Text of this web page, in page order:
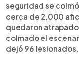
seguridad se
cerca de 2,000
quedaron
colmado el
dejó 96 lesionados.